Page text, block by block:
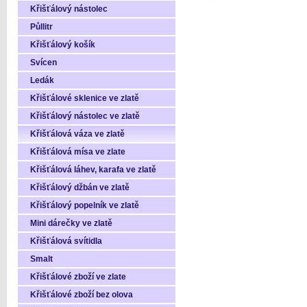
Křišťálový nástolec
Půllitr
Křišťálový košík
Svícen
Ledák
Křišťálové sklenice ve zlatě
Křišťálový nástolec ve zlatě
Křišťálová váza ve zlatě
Křišťálová mísa ve zlate
Křišťálová láhev, karafa ve zlatě
Křišťálový džbán ve zlatě
Křišťálový popelník ve zlatě
Mini dárečky ve zlatě
Křišťálová svítidla
Smalt
Křišťálové zboží ve zlate
Křišťálové zboží bez olova